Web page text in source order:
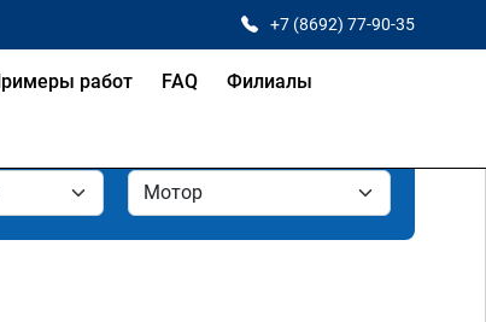
+7 (8692) 77-90-35
работ FAQ Филиалы